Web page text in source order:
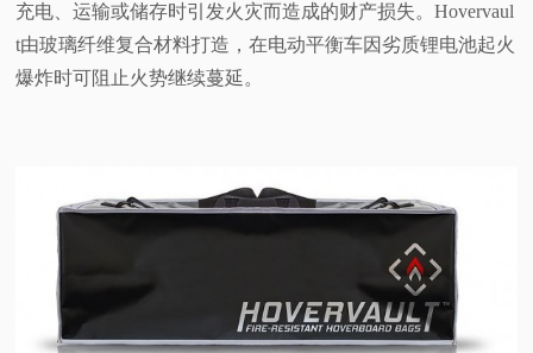
频
科
充电、运输或储存时引发火灾而造成的财产损失。Hovervaul
t由玻璃纤维复合材料打造，在电动平衡车因劣质锂电池起火
爆炸时可阻止火势继续蔓延。